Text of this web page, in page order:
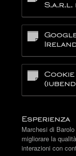
S.a.r.l.
Esperienza
Marchesi di
migliorare la
interazioni con